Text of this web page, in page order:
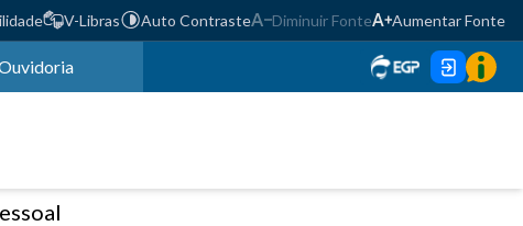
V-Libras Auto Contraste Diminuir Fonte Aumentar Fonte